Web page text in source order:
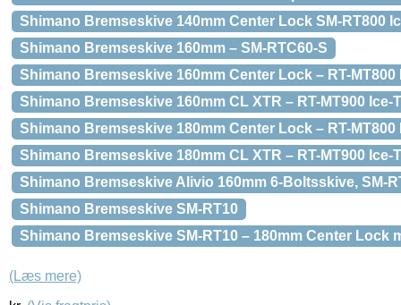
Shimano Bremseskive 140mm Center Lock SM-RT800
Shimano Bremseskive 160mm – SM-RTC60-S
Shimano Bremseskive 160mm Center Lock – RT-MT800
Shimano Bremseskive 160mm CL XTR – RT-MT900 Ice-
Shimano Bremseskive 180mm Center Lock – RT-MT800
Shimano Bremseskive 180mm CL XTR – RT-MT900 Ice-
Shimano Bremseskive Alivio 160mm 6-Boltsskive, SM-
Shimano Bremseskive SM-RT10
Shimano Bremseskive SM-RT10 – 180mm Center Lock
(Læs mere)